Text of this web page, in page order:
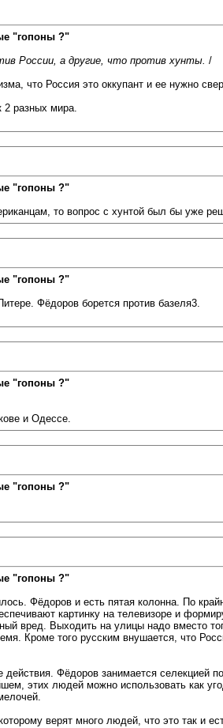
"гопоны ?"
России, а другие, что против хунты. /
что Россия это оккупант и ее нужно
2 разных мира.
"гопоны ?"
то вопрос с хунтой был бы уже
"гопоны ?"
Фёдоров борется против базеля3.
"гопоны ?"
и Одессе.
"гопоны ?"
"гопоны ?"
Фёдоров и есть пятая колонна. По
картинку на телевизоре и
вред. Выходить на улицы надо вместо
Кроме того русским внушается, что
Фёдоров занимается селекцией
этих людей можно использовать как
верят много людей, что это так и